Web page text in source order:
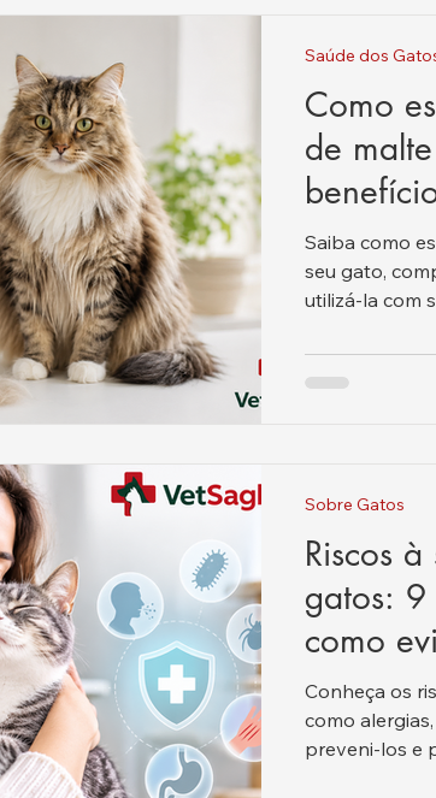
Como
de
Saiba como
seu gato,
utilizá-la com
Saúde dos
Riscos
gatos: 9
como
Conheça os
como
preveni-los e
Sobre Gatos